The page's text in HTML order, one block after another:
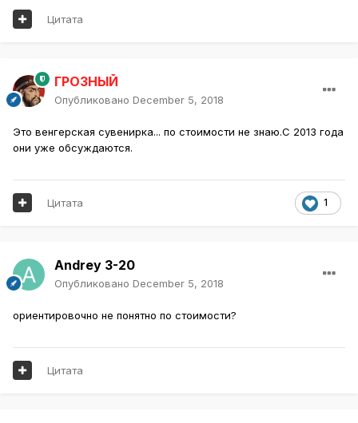
Цитата
ГРОЗНЫЙ
Опубликовано December 5, 2018
Это венгерская сувенирка... по стоимости не знаю.С 2013 года
они уже обсуждаются.
1
Цитата
Andrey 3-20
Опубликовано December 5, 2018
ориентировочно не понятно по стоимости?
Цитата